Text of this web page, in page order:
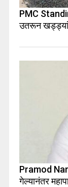
PMC
उतरून
Pramod
गेल्यानंतर